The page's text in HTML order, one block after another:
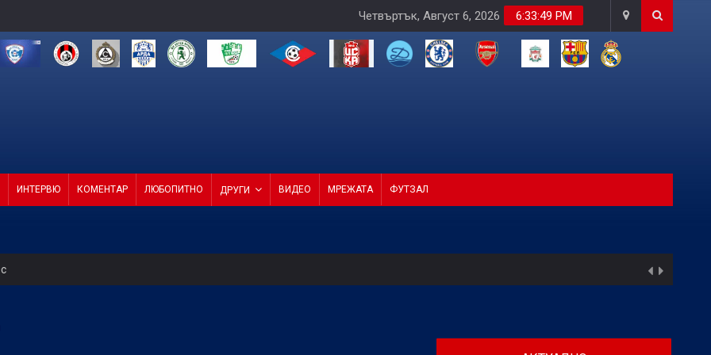
6:33:50 PM
Четвъртък, Август 6, 2026
ИНТЕРВЮ КОМЕНТАР ЛЮБОПИТНО ДРУГИ ВИДЕО МРЕЖАТА ФУТЗАЛ
смачка Макаби с 3:0! (ВИДЕО)